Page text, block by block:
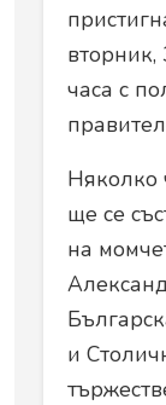
вторник,
часа с
Няколко
ще се
на
и